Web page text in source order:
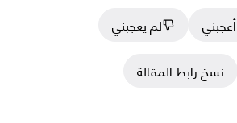
أعجبني
لم يعجبني
نسخ رابط المقالة